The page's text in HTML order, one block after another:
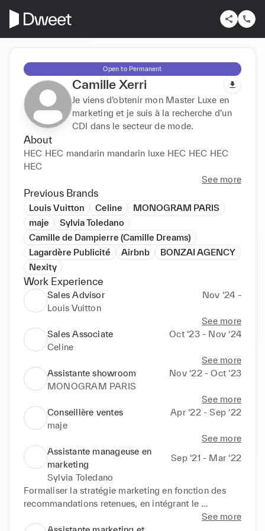
Open to Permanent
Camille Xerri
Je viens d’obtenir mon Master Luxe en
marketing et je suis à la recherche d’un
CDI dans le secteur de mode.
About
HEC HEC mandarin mandarin luxe HEC HEC HEC
HEC
See more
Previous Brands
Louis Vuitton Celine
MONOGRAM PARIS
maje
Sylvia Toledano
Camille de Dampierre (Camille Dreams)
Lagardère Publicité
Airbnb
BONZAI AGENCY
Nexity
Work Experience
Sales Advisor
Nov ‘24 -
Louis Vuitton
See more
Sales Associate
Oct ‘23 - Nov ‘24
Celine
See more
Assistante showroom
Nov ‘22 - Oct ‘23
MONOGRAM PARIS
See more
Conseillère ventes
Apr ‘22 - Sep ‘22
maje
See more
Assistante manageuse en
marketing
Sep ‘21 - Mar ‘22
Sylvia Toledano
Formaliser la stratégie marketing en fonction des
recommandations retenues, en intégrant le
See more